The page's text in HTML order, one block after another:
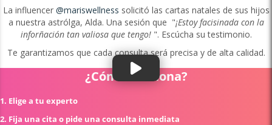
La influencer @mariswellness solicitó las cartas natales de sus hijos
a nuestra astrólga, Alda. Una sesión que "¡Estoy facisinada con la
inforñación tan valiosa que tengo!". Escúcha su testimonio.
Te garantizamos que cada consulta será precisa y de alta calidad.
¿Cómo funciona?
1. Elige a tu experto
2. Fija una cita o pide una consulta inmediata